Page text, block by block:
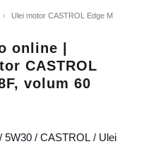
›
Ulei motor CASTROL Edge M
online |
CASTROL
volum 60
/ 5W30 / CASTROL / Ulei